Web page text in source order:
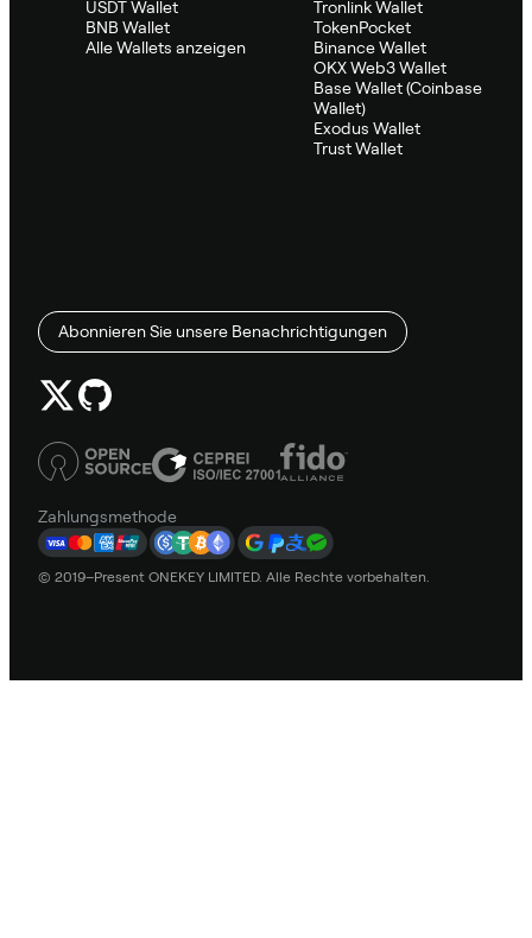
USDT Wallet
BNB Wallet
Alle Wallets anzeigen
Tronlink Wallet
TokenPocket
Binance Wallet
OKX Web3 Wallet
Base Wallet (Coinbase
Wallet)
Exodus Wallet
Trust Wallet
Abonnieren Sie unsere Benachrichtigungen
Zahlungsmethode
© 2019–Present ONEKEY LIMITED. Alle Rechte vorbehalten.